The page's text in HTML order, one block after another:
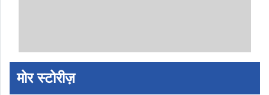
मोर स्टोरीज़